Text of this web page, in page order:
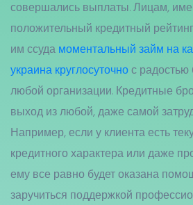
совершались выплаты. Лицам,
положительный кредитный
им ссуда моментальный займ на
украина круглосуточнос радостью
любой организации. Кредитные
выход из любой, даже самой
Например, если у клиента есть
кредитного характера или даже
ему все равно будет оказана
заручиться поддержкой